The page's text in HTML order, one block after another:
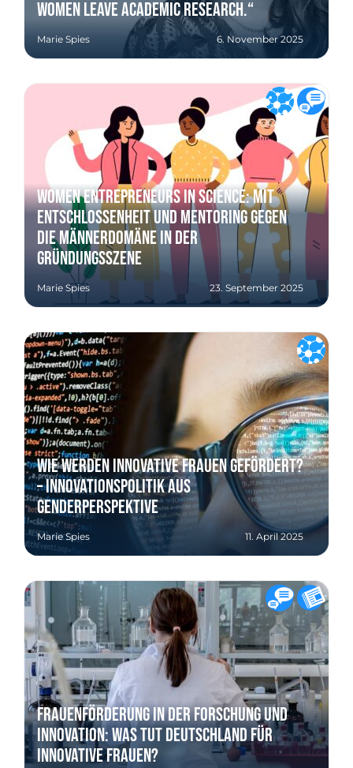
women leave academic research.“
Marie Spies 6. November 2025
Women Entrepreneurs in Science: Mit
Entschlossenheit und Mentoring gegen
die Männerdomäne in der
Gründungsszene
Marie Spies 23. September 2025
Wie werden innovative Frauen gefördert?
– Innovationspolitik aus
Genderperspektive
Marie Spies 11. April 2025
Frauenförderung in der Forschung und
Innovation: Was tut Deutschland für
innovative Frauen?